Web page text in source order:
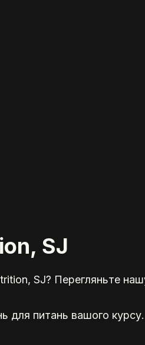
SJ
SJ? Перегляньте
для питань вашого